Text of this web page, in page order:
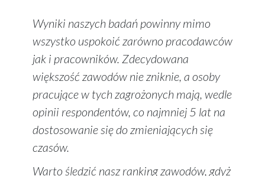
Wyniki naszych badań powinny mimo
wszystko uspokoić zarówno pracodawców
jak i pracowników. Zdecydowana
większość zawodów nie zniknie, a osoby
pracujące w tych zagrożonych mają, wedle
opinii respondentów, co najmniej 5 lat na
dostosowanie się do zmieniających się
czasów.
Warto śledzić nasz ranking zawodów, gdyż